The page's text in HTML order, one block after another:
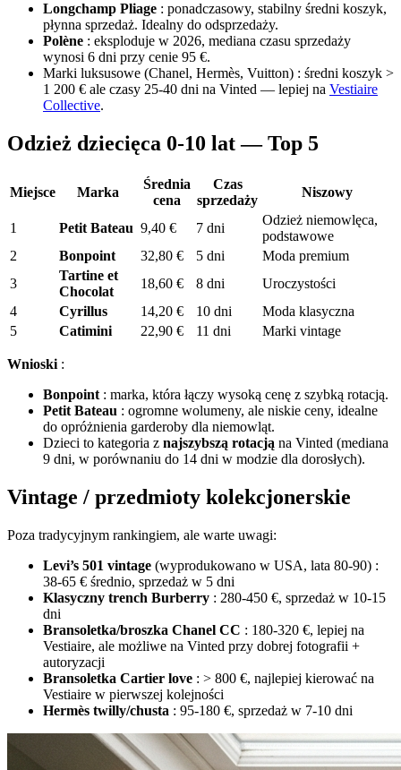
Longchamp Pliage : ponadczasowy, stabilny średni koszyk,
płynna sprzedaż. Idealny do odsprzedaży.
Polène : eksploduje w 2026, mediana czasu sprzedaży
wynosi 6 dni przy cenie 95 €.
Marki luksusowe (Chanel, Hermès, Vuitton) : średni koszyk >
1 200 € ale czasy 25-40 dni na Vinted — lepiej na Vestiaire
Collective.
Odzież dziecięca 0-10 lat — Top 5
Miejsce Marka
Średnia
cena
Czas
sprzedaży
Niszowy
1 Petit Bateau 9,40 € 7 dni
Odzież niemowlęca,
podstawowe
2
Bonpoint 32,80 € 5 dni
Moda premium
3
Tartine et
Chocolat
18,60 € 8 dni
Uroczystości
4
Cyrillus 14,20 € 10 dni
Moda klasyczna
5
Catimini 22,90 € 11 dni Marki vintage
Wnioski :
Bonpoint : marka, która łączy wysoką cenę z szybką rotacją.
Petit Bateau : ogromne wolumeny, ale niskie ceny, idealne
do opróżnienia garderoby dla niemowląt.
Dzieci to kategoria z najszybszą rotacją na Vinted (mediana
9 dni, w porównaniu do 14 dni w modzie dla dorosłych).
Vintage / przedmioty kolekcjonerskie
Poza tradycyjnym rankingiem, ale warte uwagi:
Levi’s 501 vintage (wyprodukowano w USA, lata 80-90) :
38-65 € średnio, sprzedaż w 5 dni
Klasyczny trench Burberry : 280-450 €, sprzedaż w 10-15
dni
Bransoletka/broszka Chanel CC : 180-320 €, lepiej na
Vestiaire, ale możliwe na Vinted przy dobrej fotografii +
autoryzacji
Bransoletka Cartier love : > 800 €, najlepiej kierować na
Vestiaire w pierwszej kolejności
Hermès twilly/chusta : 95-180 €, sprzedaż w 7-10 dni